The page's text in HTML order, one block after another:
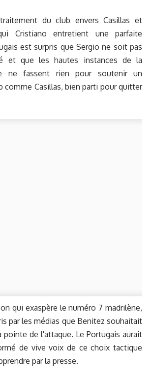
du club envers Casillas et
Cristiano entretient une parfaite
est surpris que Sergio ne soit pas
et que les hautes instances de la
ne fassent rien pour soutenir un
comme Casillas, bien parti pour quitter
qui exaspère le numéro 7 madrilène,
par les médias que Benitez souhaitait
pointe de l'attaque. Le Portugais aurait
de vive voix de ce choix tactique
par la presse.